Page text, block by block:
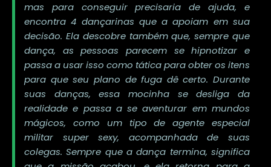
mas para conseguir precisaria de ajuda, e
encontra 4 dançarinas que a apoiam em sua
decisão. Ela descobre também que, sempre que
dança, as pessoas parecem se hipnotizar e
passa a usar isso como tática para obter os itens
para que seu plano de fuga dê certo. Durante
suas danças, essa mocinha se desliga da
realidade e passa a se aventurar em mundos
mágicos, como um tipo de agente especial
militar super sexy, acompanhada de suas
colegas. Sempre que a dança termina, significa